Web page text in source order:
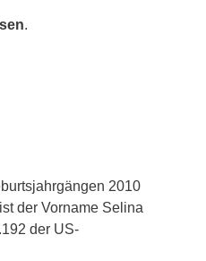
.
2010
der Vorname Selina
der US-